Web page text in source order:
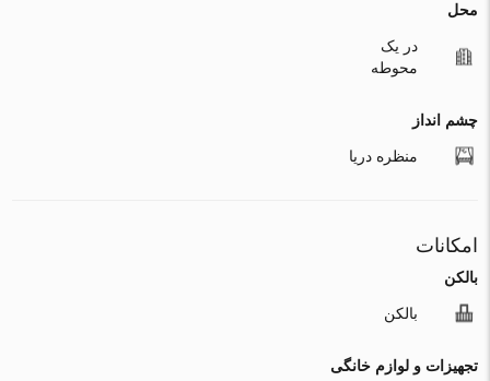
محل
در یک
محوطه
چشم انداز
منظره دریا
امکانات
بالکن
بالکن
تجهیزات و لوازم خانگی